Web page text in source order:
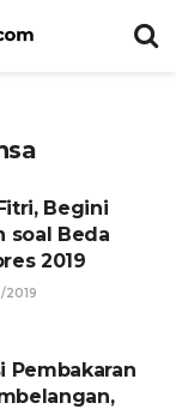
Begini
soal Beda
2019
2019
Pembakaran